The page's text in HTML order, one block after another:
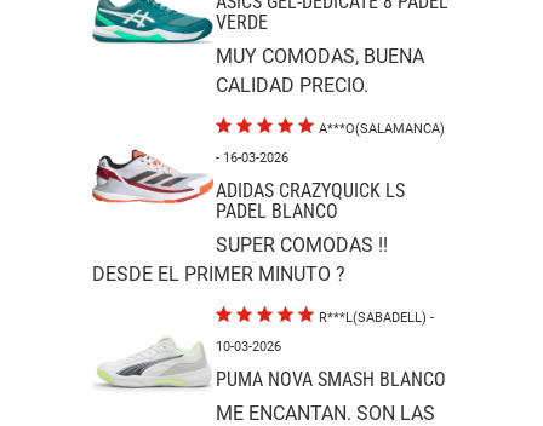
VERDE
MUY COMODAS, BUENA
CALIDAD PRECIO.
A***O(SALAMANCA)
- 16-03-2026
ADIDAS CRAZYQUICK LS
PADEL BLANCO
SUPER COMODAS !!
DESDE EL PRIMER MINUTO ?
R***L(SABADELL) -
10-03-2026
PUMA NOVA SMASH BLANCO
ME ENCANTAN. SON LAS